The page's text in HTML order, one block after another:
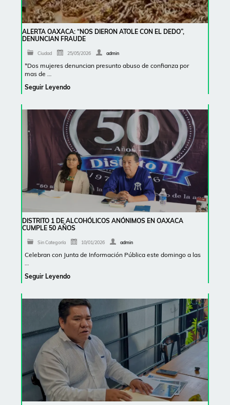
ALERTA OAXACA: “NOS DIERON ATOLE CON EL DEDO”,
DENUNCIAN FRAUDE
Ciudad 25/05/2026 admin
*Dos mujeres denuncian presunto abuso de confianza por
mas de …
Seguir Leyendo
DISTRITO 1 DE ALCOHÓLICOS ANÓNIMOS EN OAXACA
CUMPLE 50 AÑOS
Sin Categoría 10/01/2026 admin
Celebran con Junta de Información Pública este domingo a las
Seguir Leyendo